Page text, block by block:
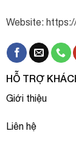
Website:
HỖ TRỢ
Giới thiệu
Liên hệ